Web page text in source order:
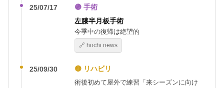
25/07/17
🟣 手術
左膝半月板手術
今季中の復帰は絶望的
🔗 hochi.news
25/09/30 🟡 リハビリ
術後初めて屋外で練習「来シーズンに向け